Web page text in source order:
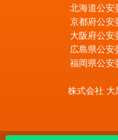
LINE査
北海道公安
京都府公安
大阪府公安
広島県公安
福岡県公安
株式会社